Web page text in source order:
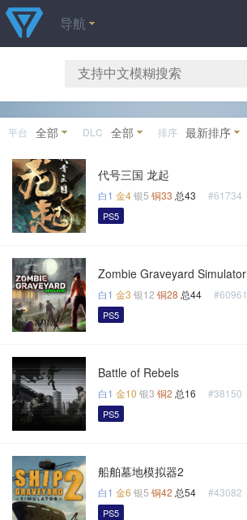
导航
平台 全部 DLC 全部 排序 最新排序
代号三国 龙起
白1 金4银5 铜33 总43 #61734
PS5
Zombie Graveyard Simulator
白1 金3 银12 铜28 总44 #60961
PS5
Battle of Rebels
白1 金10 银3 铜2 总16 #38150
PS5
船舶墓地模拟器2
白1 金6 银5 铜42 总54 #43082
PS5